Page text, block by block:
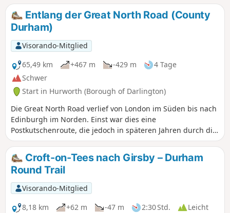
Entlang der Great North Road (County
Durham)
Visorando-Mitglied
65,49 km
+467 m -429 m
4 Tage
Schwer
Start in Hurworth (Borough of Darlington)
Die Great North Road verlief von London im Süden bis nach
Edinburgh im Norden. Einst war dies eine
Postkutschenroute, die jedoch in späteren Jahren durch die
A1 ersetzt wurde, die leider an vielen der hübschen Dörfer
und Städte entlang der Strecke vorbeiführt. Dieser
Wanderweg folgt der Route von Croft-on-Tees im Süden an
der Grenze zwischen North Yorkshire und County Durham
bis nach Newcastle-upon-Tyne. Auf dieser historischen
Reise sind noch immer Überreste dieser vergangenen Zeit
zu sehen.
Croft-on-Tees nach Girsby – Durham
Round Trail
Visorando-Mitglied
8,18 km
+62 m -47 m 2:30 Std.
Leicht